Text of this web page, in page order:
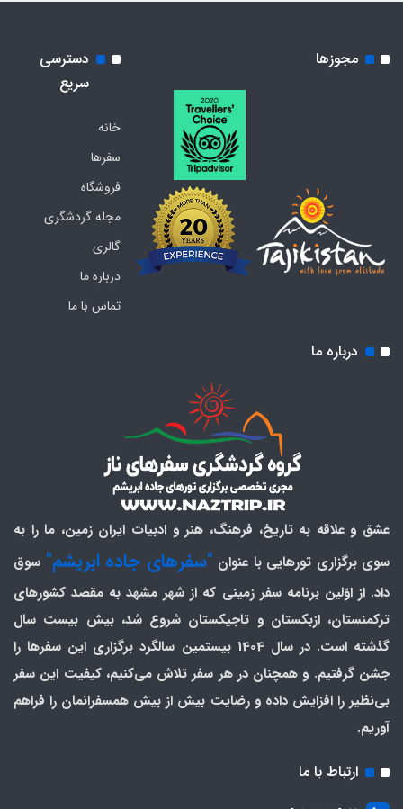
مجوزها
دسترسی
سریع
خانه
سفرها
فروشگاه
مجله گردشگری
گالری
درباره ما
تماس با ما
درباره ما
عشق و علاقه به تاریخ، فرهنگ، هنر و ادبیات ایران زمین، ما را به
سوی برگزاری تورهایی با عنوان "سفرهای جاده ابریشم" سوق
داد. از اوّلین برنامه سفر زمینی که از شهر مشهد به مقصد کشورهای
ترکمنستان، ازبکستان و تاجیکستان شروع شد، بیش بیست سال
گذشته است. در سال 1404 بیستمین سالگرد برگزاری این سفرها را
جشن گرفتیم. و همچنان در هر سفر تلاش می‌کنیم، کیفیت این سفر
بی‌نظیر را افزایش داده و رضایت بیش از بیش همسفرانمان را فراهم
آوریم.
ارتباط با ما